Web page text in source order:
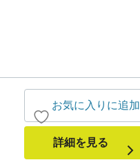
お気に入りに追加
詳細を見る